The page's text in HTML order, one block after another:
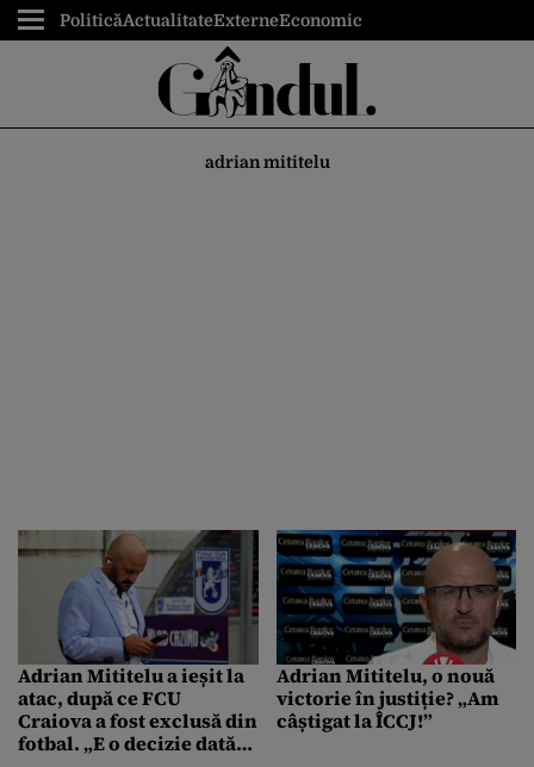
PoliticăActualitateExterneEconomic
adrian mititelu
Adrian Mititelu a ieșit la
atac, după ce FCU
Craiova a fost exclusă din
fotbal. „E o decizie dată
Adrian Mititelu, o nouă
victorie în justiție? „Am
câștigat la ÎCCJ!”